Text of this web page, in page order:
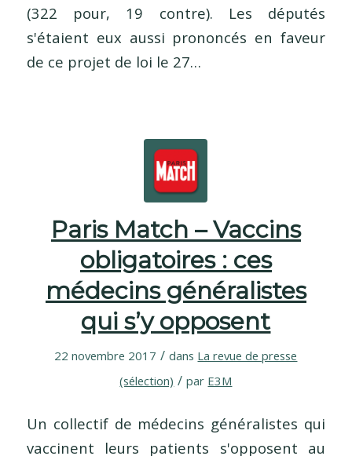
(322 pour, 19 contre). Les députés
s'étaient eux aussi prononcés en faveur
de ce projet de loi le 27…
Paris Match – Vaccins
obligatoires : ces
médecins généralistes
qui s’y opposent
22 novembre 2017 / dans La revue de presse
(sélection) / par E3M
Un collectif de médecins généralistes qui
vaccinent leurs patients s'opposent au